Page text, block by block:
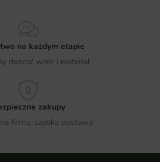
na każdym etapie
dobrać wzór i materiał
zakupy
firma, szybka dostawa